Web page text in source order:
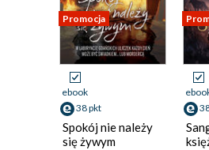
Promocja
ebook
38 pkt
Spokój nie należy
się żywym